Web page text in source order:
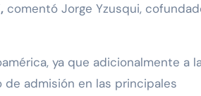
comentó Jorge Yzusqui,
ya que adicionalmente a
de admisión en las principales